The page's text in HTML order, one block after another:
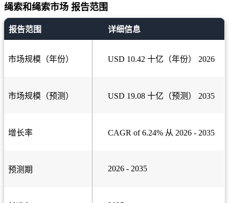
绳索和绳索市场 报告范围
报告范围 详细信息
市场规模（年份） USD 10.42 十亿（年份） 2026
市场规模（预测） USD 19.08 十亿（预测） 2035
增长率 CAGR of 6.24% 从 2026 - 2035
预测期 2026 - 2035